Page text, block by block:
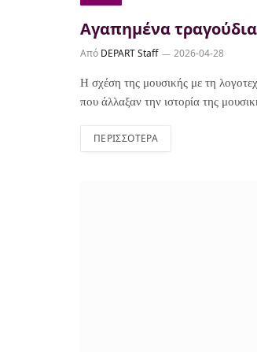
Αγαπημένα
Από DEPART Staff 2026-04-28
Η σχέση της μουσικής με τη
που άλλαξαν την ιστορία της
ΠΕΡΙΣΣΌΤΕΡΑ